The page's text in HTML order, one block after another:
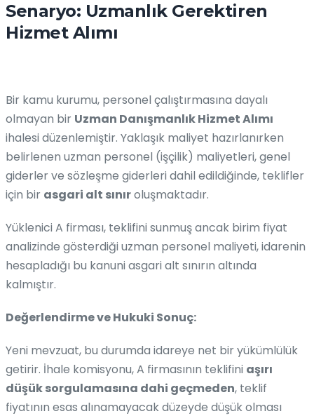
Senaryo: Uzmanlık Gerektiren
Hizmet Alımı
Bir kamu kurumu, personel çalıştırmasına dayalı
olmayan bir Uzman Danışmanlık Hizmet Alımı
ihalesi düzenlemiştir. Yaklaşık maliyet hazırlanırken
belirlenen uzman personel (işçilik) maliyetleri, genel
giderler ve sözleşme giderleri dahil edildiğinde, teklifler
için bir asgari alt sınıroluşmaktadır.
Yüklenici A firması, teklifini sunmuş ancak birim fiyat
analizinde gösterdiği uzman personel maliyeti, idarenin
hesapladığı bu kanuni asgari alt sınırın altında
kalmıştır.
Değerlendirme ve Hukuki Sonuç:
Yeni mevzuat, bu durumda idareye net bir yükümlülük
getirir. İhale komisyonu, A firmasının teklifini aşırı
düşük sorgulamasına dahi geçmeden, teklif
fiyatının esas alınamayacak düzeyde düşük olması